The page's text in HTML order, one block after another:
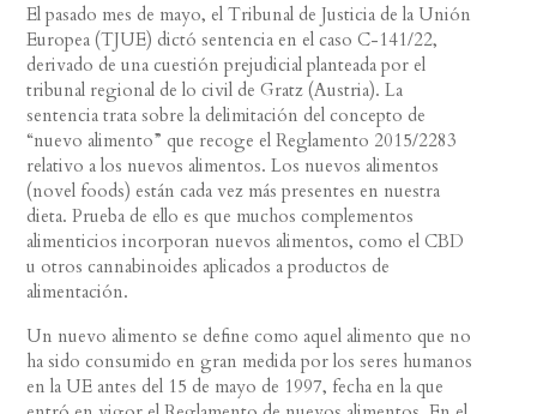
El pasado mes de mayo, el Tribunal de Justicia de la Unión
Europea (TJUE) dictó sentencia en el caso C-141/22,
derivado de una cuestión prejudicial planteada por el
tribunal regional de lo civil de Gratz (Austria). La
sentencia trata sobre la delimitación del concepto de
“nuevo alimento” que recoge el Reglamento 2015/2283
relativo a los nuevos alimentos. Los nuevos alimentos
(novel foods) están cada vez más presentes en nuestra
dieta. Prueba de ello es que muchos complementos
alimenticios incorporan nuevos alimentos, como el CBD
u otros cannabinoides aplicados a productos de
alimentación.
Un nuevo alimento se define como aquel alimento que no
ha sido consumido en gran medida por los seres humanos
en la UE antes del 15 de mayo de 1997, fecha en la que